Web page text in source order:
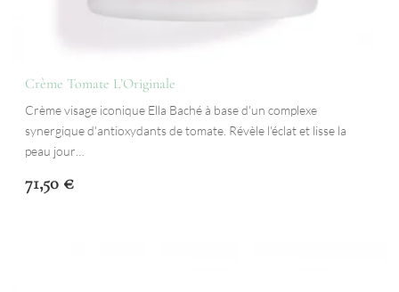
Crème Tomate L’Originale
Crème visage iconique Ella Baché à base d'un complexe
synergique d'antioxydants de tomate. Révèle l'éclat et lisse la
peau jour…
71,50 €